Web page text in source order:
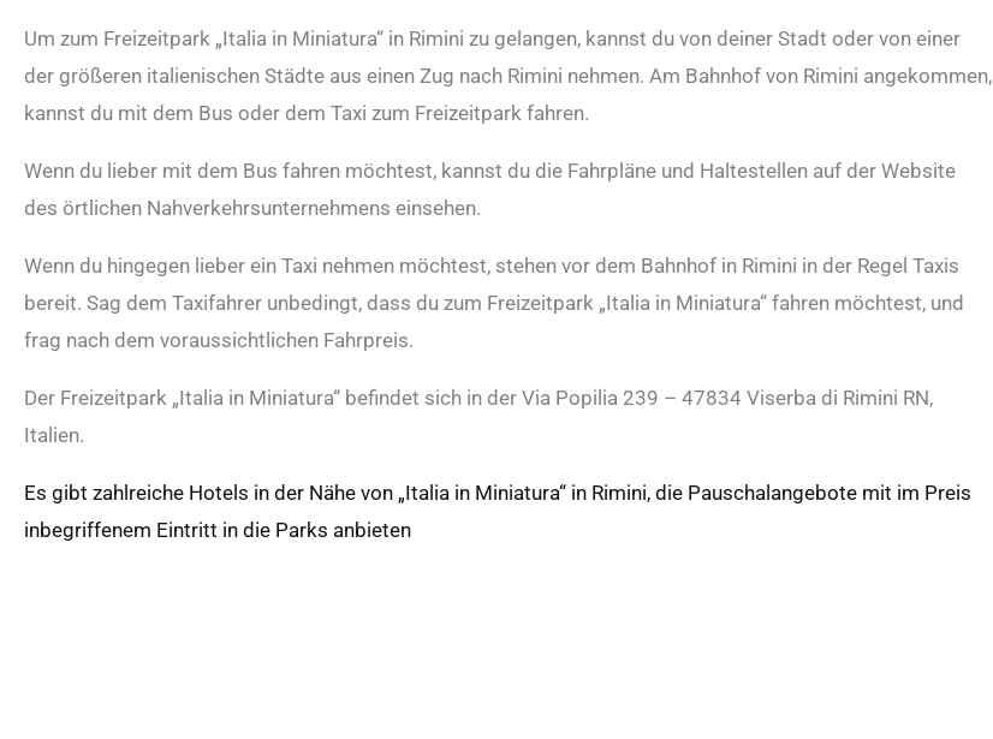
Um zum Freizeitpark „Italia in Miniatura“ in Rimini zu gelangen, kannst du von deiner Stadt oder von einer
der größeren italienischen Städte aus einen Zug nach Rimini nehmen. Am Bahnhof von Rimini angekommen,
kannst du mit dem Bus oder dem Taxi zum Freizeitpark fahren.
Wenn du lieber mit dem Bus fahren möchtest, kannst du die Fahrpläne und Haltestellen auf der Website
des örtlichen Nahverkehrsunternehmens einsehen.
Wenn du hingegen lieber ein Taxi nehmen möchtest, stehen vor dem Bahnhof in Rimini in der Regel Taxis
bereit. Sag dem Taxifahrer unbedingt, dass du zum Freizeitpark „Italia in Miniatura“ fahren möchtest, und
frag nach dem voraussichtlichen Fahrpreis.
Der Freizeitpark „Italia in Miniatura“ befindet sich in der Via Popilia 239 – 47834 Viserba di Rimini RN,
Italien.
Es gibt zahlreiche Hotels in der Nähe von „Italia in Miniatura“ in Rimini, die Pauschalangebote mit im Preis
inbegriffenem Eintritt in die Parks anbieten